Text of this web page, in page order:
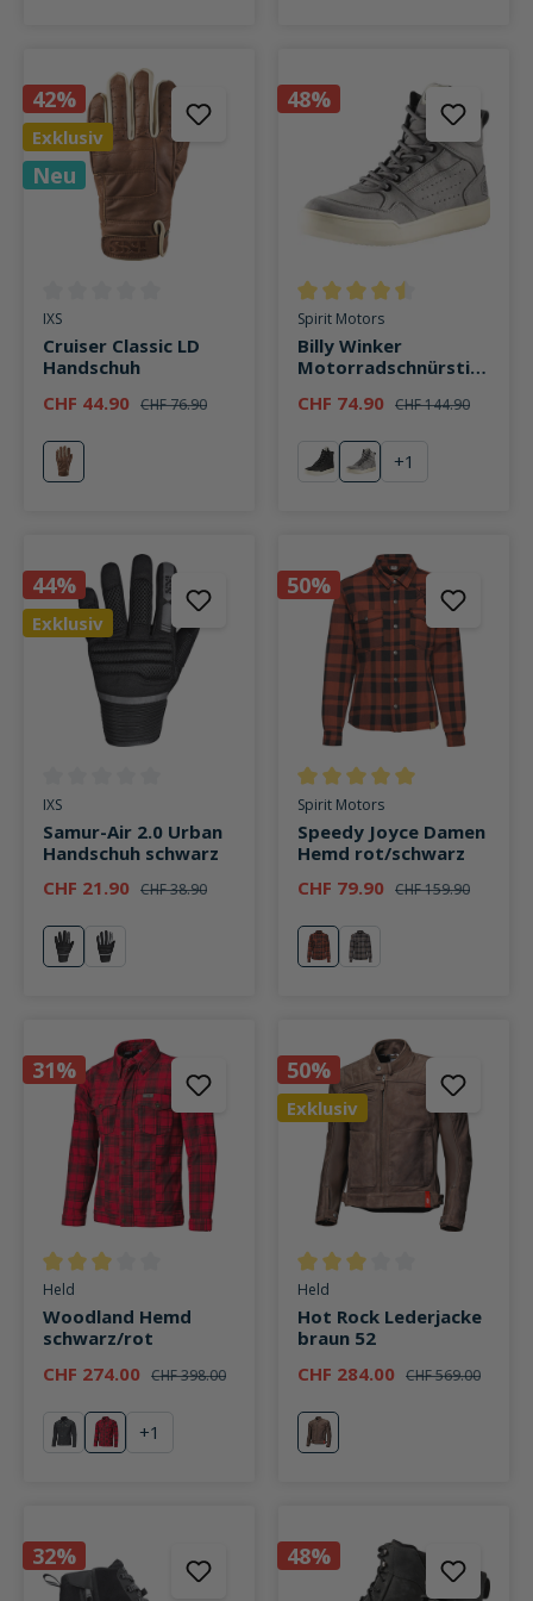
42%
Exklusiv
Neu
Durchschnittliche Bewertung von 0 von 5 Sternen
IXS
Cruiser Classic LD
Handschuh
CHF 44.90 CHF 76.90
braun
48%
Durchschnittliche Bewertung
Spirit Motors
Billy Winker
Motorradschnürstief
CHF 74.90 CHF 144.90
schwarzgrau
+1
44%
Exklusiv
Durchschnittliche Bewertung von 0 von 5 Sternen
IXS
Samur-Air 2.0 Urban
Handschuh schwarz
CHF 21.90 CHF 38.90
schwarz
weiß
50%
Durchschnittliche Bewertung
Spirit Motors
Speedy Joyce Damen
Hemd rot/schwarz
CHF 79.90 CHF 159.90
rot grau
31%
Durchschnittliche Bewertung von 3 von 5 Sternen
Held
Woodland Hemd
schwarz/rot
CHF 274.00 CHF 398.00
schwarz
rot
+1
50%
Exklusiv
Durchschnittliche Bewertung
Held
Hot Rock Lederjacke
braun 52
CHF 284.00 CHF 569.00
braun
32% 48%